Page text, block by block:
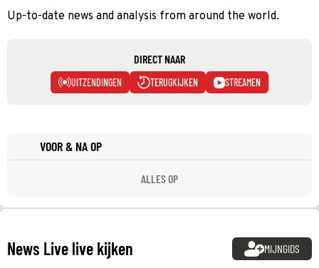
Up-to-date news and analysis from around the world.
DIRECT NAAR
UITZENDINGEN TERUGKIJKEN STREAMEN
VOOR & NA OP
ALLES OP
News Live live kijken MIJNGIDS